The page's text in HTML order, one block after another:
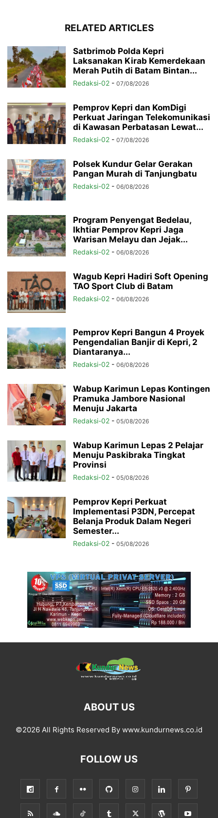
RELATED ARTICLES
Satbrimob Polda Kepri
Laksanakan Kirab Kemerdekaan
Merah Putih di Batam Bintan...
Redaksi-02 - 07/08/2026
Pemprov Kepri dan KomDigi
Perkuat Jaringan Telekomunikasi
di Kawasan Perbatasan Lewat...
Redaksi-02 - 07/08/2026
Polsek Kundur Gelar Gerakan
Pangan Murah di Tanjungbatu
Redaksi-02 - 06/08/2026
Program Penyengat Bedelau,
Ikhtiar Pemprov Kepri Jaga
Warisan Melayu dan Jejak...
Redaksi-02 - 06/08/2026
Wagub Kepri Hadiri Soft Opening
TAO Sport Club di Batam
Redaksi-02 - 06/08/2026
Pemprov Kepri Bangun 4 Proyek
Pengendalian Banjir di Kepri, 2
Diantaranya...
Redaksi-02 - 06/08/2026
Wabup Karimun Lepas Kontingen
Pramuka Jambore Nasional
Menuju Jakarta
Redaksi-02 - 05/08/2026
Wabup Karimun Lepas 2 Pelajar
Menuju Paskibraka Tingkat
Provinsi
Redaksi-02 - 05/08/2026
Pemprov Kepri Perkuat
Implementasi P3DN, Percepat
Belanja Produk Dalam Negeri
Semester...
Redaksi-02 - 05/08/2026
ABOUT US
©2026 All Rights Reserved By www.kundurnews.co.id
FOLLOW US